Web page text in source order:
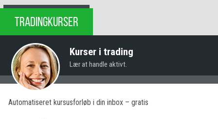
TRADINGKURSER
Kurser i trading
Lær at handle aktivt.
Automatiseret kursusforløb i din inbox – gratis